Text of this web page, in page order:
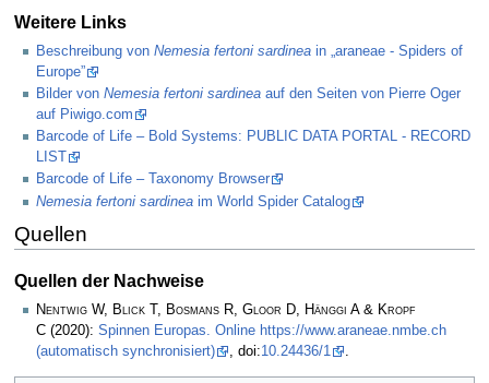
Weitere Links
Beschreibung von Nemesia fertoni sardinea in „araneae - Spiders of
Europe”
Bilder von Nemesia fertoni sardinea auf den Seiten von Pierre Oger
auf Piwigo.com
Barcode of Life – Bold Systems: PUBLIC DATA PORTAL - RECORD
LIST
Barcode of Life – Taxonomy Browser
Nemesia fertoni sardinea im World Spider Catalog
Quellen
Quellen der Nachweise
Nentwig W, Blick T, Bosmans R, Gloor D, Hänggi A & Kropf
C (2020): Spinnen Europas. Online https://www.araneae.nmbe.ch
(automatisch synchronisiert)
, doi:10.24436/1 .